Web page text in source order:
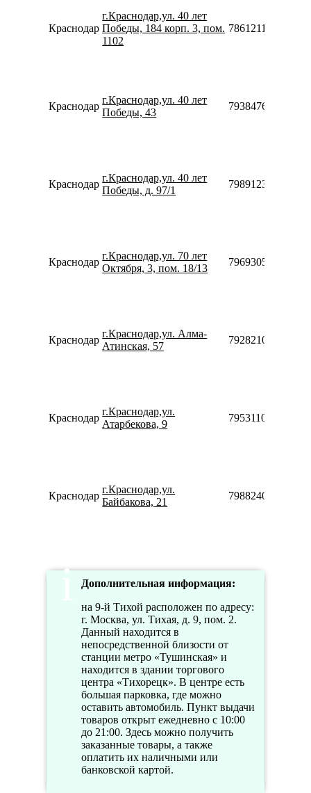
Краснодар
г.Краснодар,ул. 40 лет
Победы, 184 корп. 3, пом.
1102
78612116011
Краснодар
г.Краснодар,ул. 40 лет
Победы, 43
Краснодар
г.Краснодар,ул. 40 лет
Победы, д. 97/1
79891236038
Краснодар
г.Краснодар,ул. 70 лет
Октября, 3, пом. 18/13
79693052865
Краснодар
г.Краснодар,ул. Алма-
Атинская, 57
79282108680
Краснодар
г.Краснодар,ул.
Атарбекова, 9
79531108006
Краснодар
г.Краснодар,ул.
Байбакова, 21
79882400245
Дополнительная информация:
на 9-й Тихой расположен по адресу:
г. Москва, ул. Тихая, д. 9, пом. 2.
Данный находится в
непосредственной близости от
станции метро «Тушинская» и
находится в здании торгового
центра «Тихорецк». В центре есть
большая парковка, где можно
оставить автомобиль. Пункт выдачи
товаров открыт ежедневно с 10:00
до 21:00. Здесь можно получить
заказанные товары, а также
оплатить их наличными или
банковской картой.